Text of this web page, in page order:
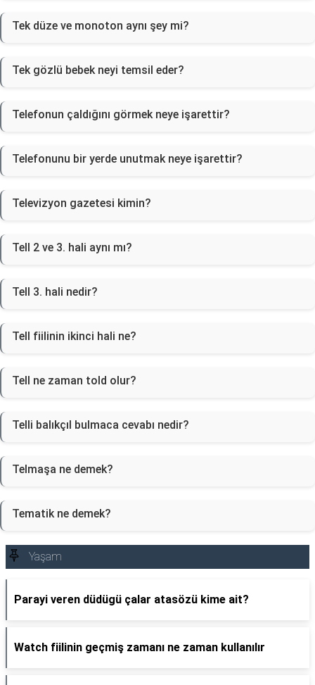
Tek düze ve monoton aynı şey mi?
Tek gözlü bebek neyi temsil eder?
Telefonun çaldığını görmek neye işarettir?
Telefonunu bir yerde unutmak neye işarettir?
Televizyon gazetesi kimin?
Tell 2 ve 3. hali aynı mı?
Tell 3. hali nedir?
Tell fiilinin ikinci hali ne?
Tell ne zaman told olur?
Telli balıkçıl bulmaca cevabı nedir?
Telmaşa ne demek?
Tematik ne demek?
Yaşam
Parayi veren düdügü çalar atasözü kime ait?
Watch fiilinin geçmiş zamanı ne zaman kullanılır